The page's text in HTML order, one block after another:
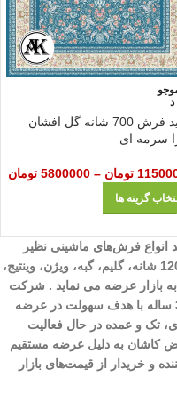
د
خرید فرش 700 شانه گل‌ افشان
سرمه ای
تومان –
5800000 تومان
گزینه ها
انواع فرش‌های ماشینی نظیر
طرح 700 شانه، 700 شانه، 1000 شانه، 1200 شانه، گلیم، گبه، ویژن، وینتیج،
به بازار عرضه می نماید . شرکت
مهرآوران فیض کاشان با سابقه درخشان 30 ساله با هدف سهولت در عرضه
تک و عمده در حال فعالیت
کاشان به دلیل عرضه مستقیم
و خریدار از قیمت‌های بازار